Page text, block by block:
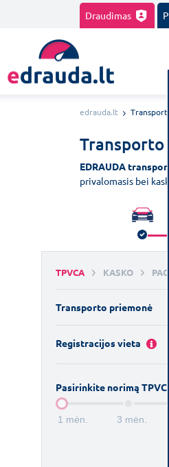
Draudimas
edrauda.lt
Transporto
EDRAUDA
privalomasis bei
TPVCA KASKO
Transporto priemonė
Registracijos vieta
Pasirinkite norimą
1 mėn. 3 mėn.